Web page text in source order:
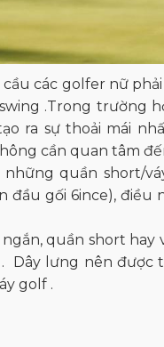
các golfer nữ
.Trong trường
ra sự thoải mái
cần quan tâm
quần short/
đầu gối 6ince), điều
quần short hay
Dây lưng nên được
golf .